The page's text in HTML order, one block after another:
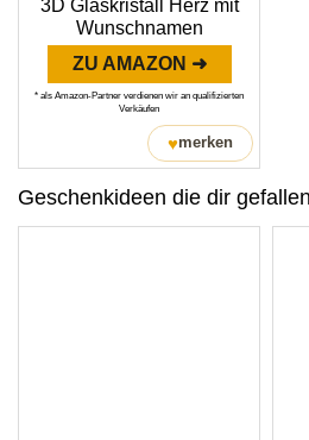
3D Glaskristall Herz mit
Wunschnamen
ZU AMAZON ➜
* als Amazon-Partner verdienen wir an qualifizierten
Verkäufen
♥merken
Geschenkideen die dir